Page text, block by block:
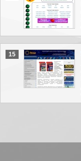
15